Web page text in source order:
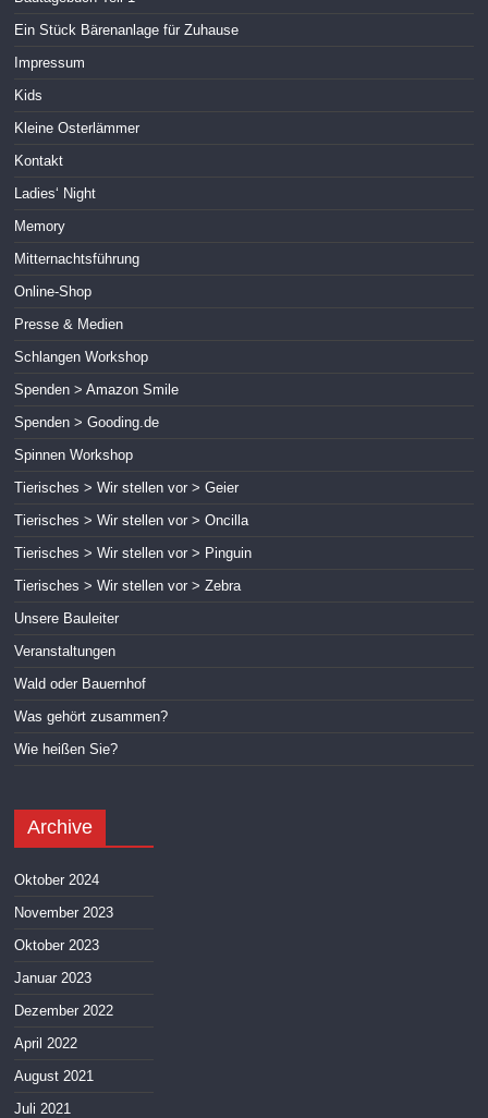
Ein Stück Bärenanlage für Zuhause
Impressum
Kids
Kleine Osterlämmer
Kontakt
Ladies‘ Night
Memory
Mitternachtsführung
Online-Shop
Presse & Medien
Schlangen Workshop
Spenden > Amazon Smile
Spenden > Gooding.de
Spinnen Workshop
Tierisches > Wir stellen vor > Geier
Tierisches > Wir stellen vor > Oncilla
Tierisches > Wir stellen vor > Pinguin
Tierisches > Wir stellen vor > Zebra
Unsere Bauleiter
Veranstaltungen
Wald oder Bauernhof
Was gehört zusammen?
Wie heißen Sie?
Archive
Oktober 2024
November 2023
Oktober 2023
Januar 2023
Dezember 2022
April 2022
August 2021
Juli 2021